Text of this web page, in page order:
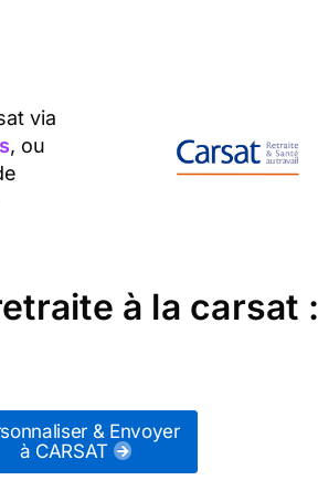
via
, ou
à la carsat :
& Envoyer
à CARSAT